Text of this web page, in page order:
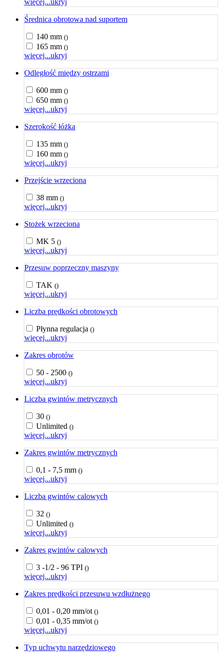
więcej...ukryj
Średnica obrotowa nad suportem
140 mm ()
165 mm ()
więcej...ukryj
Odległość między ostrzami
600 mm ()
650 mm ()
więcej...ukryj
Szerokość łóżka
135 mm ()
160 mm ()
więcej...ukryj
Przejście wrzeciona
38 mm ()
więcej...ukryj
Stożek wrzeciona
MK 5 ()
więcej...ukryj
Przesuw poprzeczny maszyny
TAK ()
więcej...ukryj
Liczba prędkości obrotowych
Płynna regulacja ()
więcej...ukryj
Zakres obrotów
50 - 2500 ()
więcej...ukryj
Liczba gwintów metrycznych
30 ()
Unlimited ()
więcej...ukryj
Zakres gwintów metrycznych
0,1 - 7,5 mm ()
więcej...ukryj
Liczba gwintów calowych
32 ()
Unlimited ()
więcej...ukryj
Zakres gwintów calowych
3 -1/2 - 96 TPI ()
więcej...ukryj
Zakres prędkości przesuwu wzdłużnego
0,01 - 0,20 mm/ot ()
0,01 - 0,35 mm/ot ()
więcej...ukryj
Typ uchwytu narzędziowego